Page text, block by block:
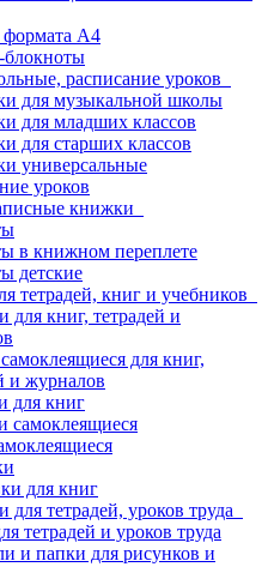
формата А4
блокноты
расписание уроков
для музыкальной школы
для младших классов
для старших классов
универсальные
уроков
книжки
в книжном переплете
детские
тетрадей, книг и учебников
для книг, тетрадей и
для книг,
и журналов
для книг
самоклеящиеся
для книг
тетрадей, уроков труда
тетрадей и уроков труда
и папки для рисунков и